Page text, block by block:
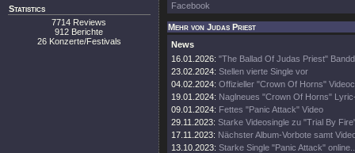
Statistics
7714 Reviews
912 Berichte
26 Konzerte/Festivals
Facebook
Mehr von Judas Priest
News
16.01.2026: "The Ballad Of Judas Priest"
23.02.2024: Stellen vierte Single vor
04.02.2024: Offizieller "Crown Of Horns"
19.01.2024: Naglneues "Crown Of Horns"
09.01.2024: Fettes "Panic Attack" Video
29.11.2023: Starke Videosingle zu "Trial By
17.11.2023: Nächster Album-Vorbote samt
13.10.2023: Starke Single "Panic Attack"